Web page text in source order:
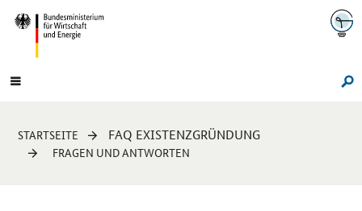
Navigation
Hauptmenü
Sie
sind
STARTSEITE FAQ EXISTENZGRÜNDUNG
FRAGEN UND ANTWORTEN